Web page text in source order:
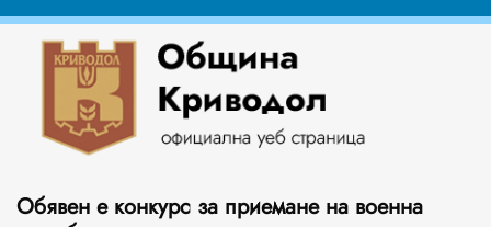
Обявен е конкурс за приемане на военна